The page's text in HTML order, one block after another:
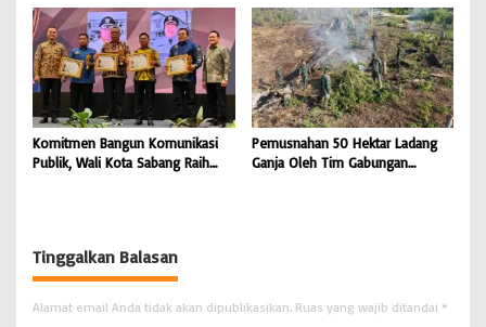
FC Kedungwuni, Siap
Mengguncang Stadion Widya
Manggala Krida
FC Kedungwuni, Siap
Mengguncang Stadion Widya
Manggala Krida
Komitmen Bangun Komunikasi
Publik, Wali Kota Sabang Raih
Pemusnahan 50 Hektar Ladang
Ganja Oleh Tim Gabungan
Tinggalkan Balasan
Alamat email Anda tidak akan dipublikasikan. Ruas yang wajib ditandai *